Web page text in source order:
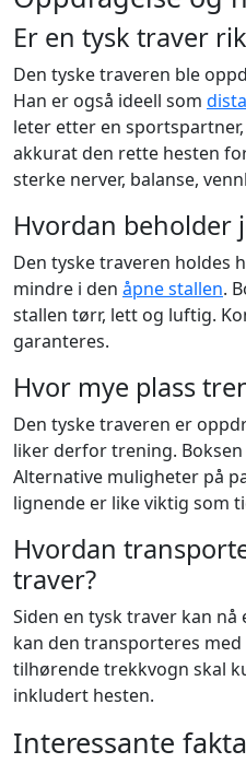
Er en tysk traver
Den tyske traveren ble
Han er også ideell som
leter etter en
akkurat den rette hesten
sterke nerver, balanse,
Hvordan beholder
Den tyske traveren holdes
mindre i den åpne stallen.
stallen tørr, lett og luftig.
garanteres.
Hvor mye plass
Den tyske traveren er
liker derfor trening.
Alternative muligheter på
lignende er like viktig som
Hvordan
traver?
Siden en tysk traver kan nå
kan den transporteres med
tilhørende trekkvogn skal
inkludert hesten.
Interessante